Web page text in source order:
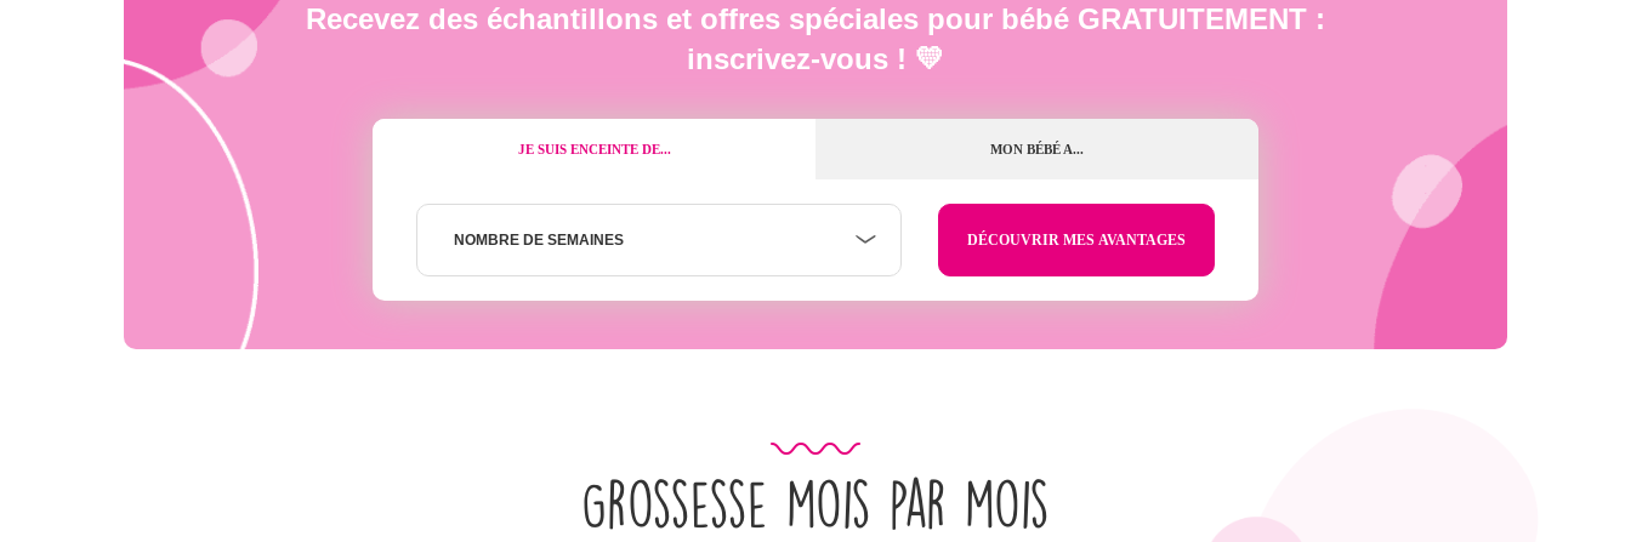
Recevez des échantillons et offres spéciales pour bébé GRATUITEMENT :
inscrivez-vous ! 💛
JE SUIS ENCEINTE DE... MON BÉBÉ A...
Nombre
NOMBRE DE SEMAINES
Grossesse mois par mois